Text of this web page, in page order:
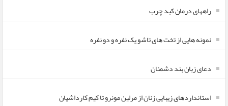
راههای درمان کبد چرب
نمونه هایی از تخت های تاشو یک نفره و دو نفره
دعای زبان بند دشمنان
استانداردهای زیبایی زنان از مرلین مونرو تا کیم کارداشیان